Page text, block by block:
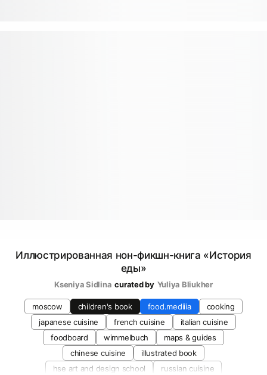
Иллюстрированная нон-фикшн-книга «История
еды»
Kseniya Sidlina curated by Yuliya Bliukher
moscow children's book food.mediiia
cooking
japanese cuisine
french cuisine
italian cuisine
foodboard
wimmelbuch
maps & guides
chinese cuisine
illustrated book
hse art and design school
russian cuisine